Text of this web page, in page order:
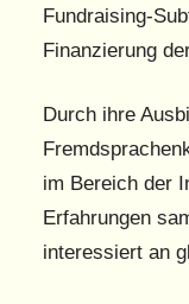
Fundraising-
Finanzierung
Durch ihre
im Bereich der
Erfahrungen
interessiert an